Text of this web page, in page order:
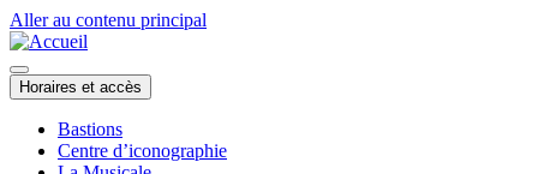
Aller au contenu principal
Horaires et accès
Bastions
Centre d’iconographie